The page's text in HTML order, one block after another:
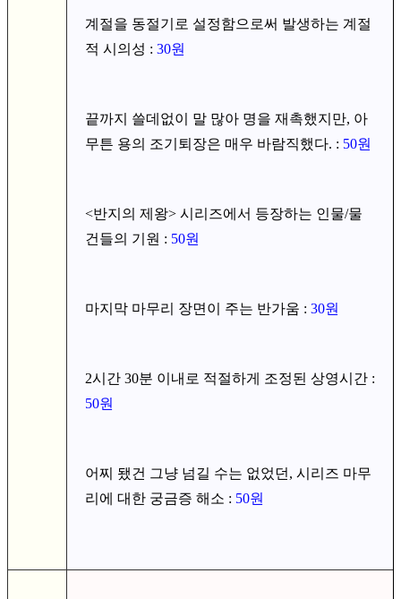
계절을 동절기로 설정함으로써 발생하는 계절
적 시의성 : 30원
끝까지 쓸데없이 말 많아 명을 재촉했지만, 아
무튼 용의 조기퇴장은 매우 바람직했다. : 50원
<반지의 제왕> 시리즈에서 등장하는 인물/물
건들의 기원 : 50원
마지막 마무리 장면이 주는 반가움 : 30원
2시간 30분 이내로 적절하게 조정된 상영시간 :
50원
어찌 됐건 그냥 넘길 수는 없었던, 시리즈 마무
리에 대한 궁금증 해소 : 50원